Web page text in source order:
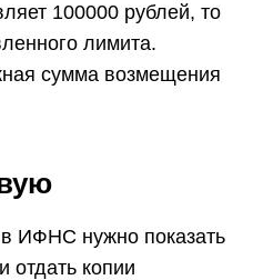
100000 рублей, то
лимита.
сумма возмещения
ИФНС нужно показать
отдать копии